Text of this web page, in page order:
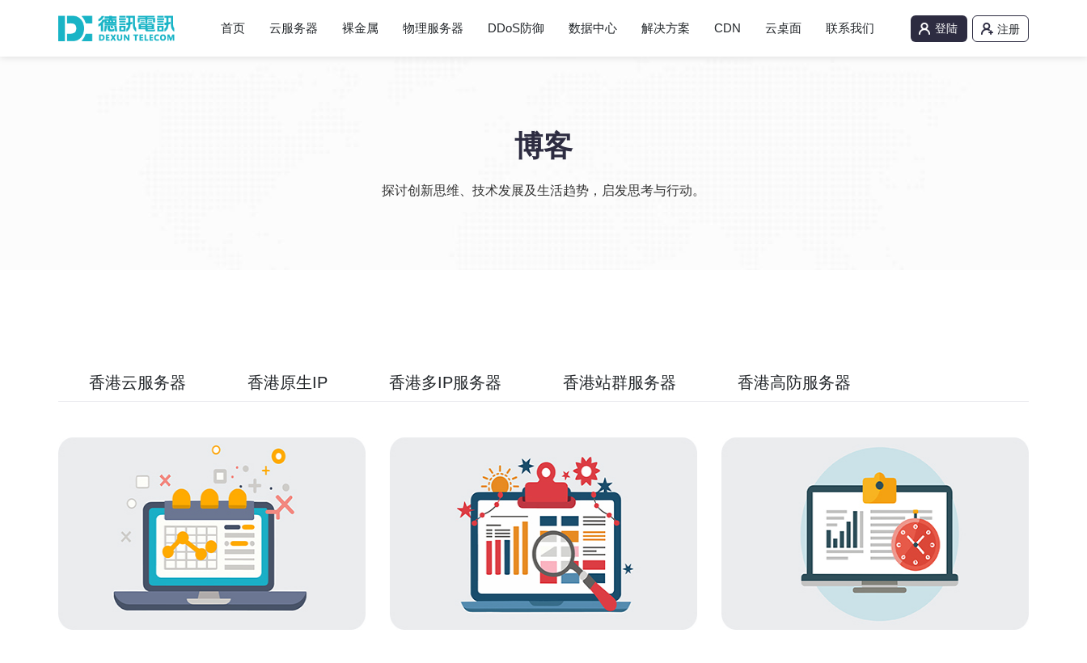
首页 云服务器 裸金属 物理服务器 DDoS防御 数据中心 解决方案 CDN 云桌面 联系我们 登陆 注册
博客
探讨创新思维、技术发展及生活趋势，启发思考与行动。
香港云服务器 香港原生IP 香港多IP服务器 香港站群服务器 香港高防服务器